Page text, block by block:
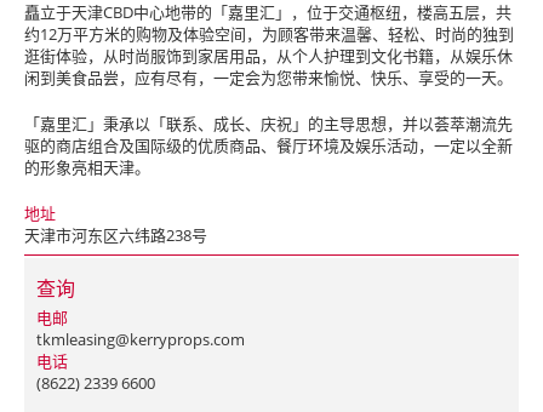
矗立于天津CBD中心地带的「嘉里汇」，位于交通枢纽，楼高五层，共
约12万平方米的购物及体验空间，为顾客带来温馨、轻松、时尚的独到
逛街体验，从时尚服饰到家居用品，从个人护理到文化书籍，从娱乐休
闲到美食品尝，应有尽有，一定会为您带来愉悦、快乐、享受的一天。
「嘉里汇」秉承以「联系、成长、庆祝」的主导思想，并以荟萃潮流先
驱的商店组合及国际级的优质商品、餐厅环境及娱乐活动，一定以全新
的形象亮相天津。
地址
天津市河东区六纬路238号
查询
电邮
tkmleasing@kerryprops.com
电话
(8622) 2339 6600